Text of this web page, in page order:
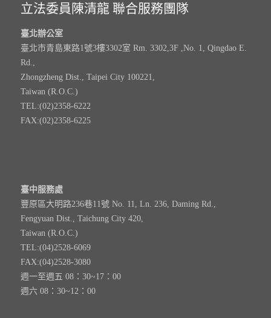
立法委員陳清龍 聯合服務團隊
臺北辦公室
臺北市青島東路1號3樓3302室 Rm. 3302,3F ,No. 1, Qingdao E.
Rd.,
Zhongzheng Dist., Taipei City 100221,
Taiwan (R.O.C.)
TEL:(02)2358-6222
FAX:(02)2358-6225
臺中服務處
豐原區大明路236巷11號 No. 11, Ln. 236, Daming Rd.,
Fengyuan Dist., Taichung City 420,
Taiwan (R.O.C.)
TEL:(04)2528-6069
FAX:(04)2528-3080
週一至週五 08：30~17：00
週六 08：30~12：00